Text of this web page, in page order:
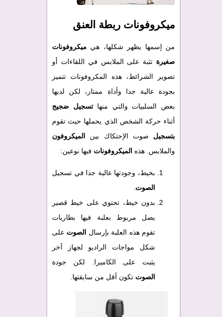
ميكروفونات ربطة العنق
من إسمها يظهر شكلها، هي ميكروفونات
صغيرة تثبة على الملابس في اللقاءات أو
تصوير الشرائط، هذه المكروفونات تتميز
بجودة عالية جدا وأداة ممتاز، لكن لديها
بعض السلبيات والتي منهاتسجيل ضجيج
أثناء حركة الشخص الذي يحملها حيث تقوم
بتسجيل صوت الإحتكاك بين
الميكروفون
والملابس. هذه الميكروفونات فيها نوعين:
بخيط، وجودتها عالية جدا في تسجيل
الصوت.
بدون خيط، تحتوي على خيط قصير
يصل مربوط بعلبة فيها بطاريات
تقوم هذه العلبة بإرسال
الصوت على
شكل مواجات الراديو لجهاز آخر
يثبت على الكاميرا. لكن جودة
الصوت تكون أقل من سابقتها.